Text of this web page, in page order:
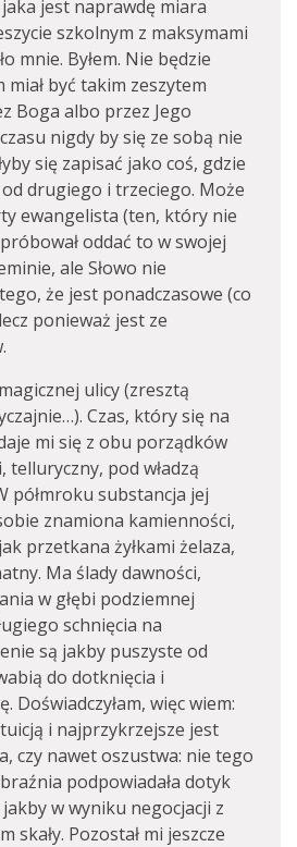
jest naprawdę miara
szkolnym z maksymami
mnie. Byłem. Nie będzie
miał być takim zeszytem
Boga albo przez Jego
nigdy by się ze sobą nie
się zapisać jako coś, gdzie
drugiego i trzeciego. Może
ewangelista (ten, który nie
oddać to w swojej
ale Słowo nie
że jest ponadczasowe (co
ponieważ jest ze
ulicy (zresztą
Czas, który się na
mi się z obu porządków
telluryczny, pod władzą
półmroku substancja jej
znamiona kamienności,
przetkana żyłkami żelaza,
Ma ślady dawności,
w głębi podziemnej
schnięcia na
są jakby puszyste od
do dotknięcia i
Doświadczyłam, więc wiem:
i najprzykrzejsze jest
czy nawet oszustwa: nie tego
podpowiadała dotyk
w wyniku negocjacji z
skały. Pozostał mi jeszcze